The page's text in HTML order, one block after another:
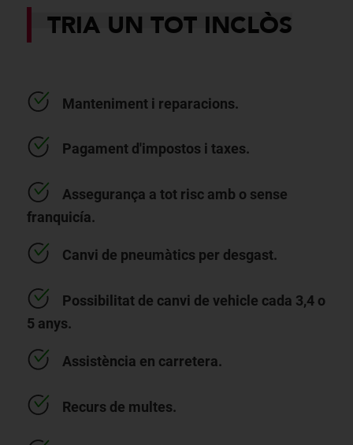
TRIA UN TOT INCLÒS
Manteniment i reparacions.
Pagament d'impostos i taxes.
Assegurança a tot risc amb o sense
franquicía.
Canvi de pneumàtics per desgast.
Possibilitat de canvi de vehicle cada 3,4 o
5 anys.
Assistència en carretera.
Recurs de multes.